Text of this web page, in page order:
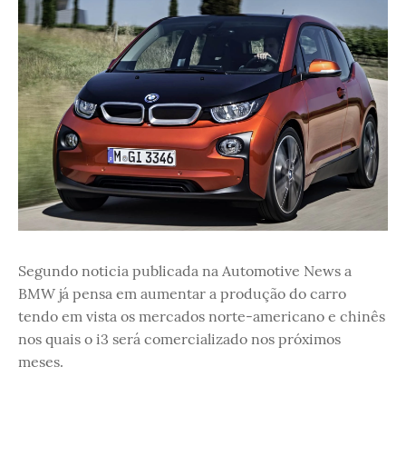
Segundo noticia publicada na Automotive News a
BMW já pensa em aumentar a produção do carro
tendo em vista os mercados norte-americano e chinês
nos quais o i3 será comercializado nos próximos
meses.